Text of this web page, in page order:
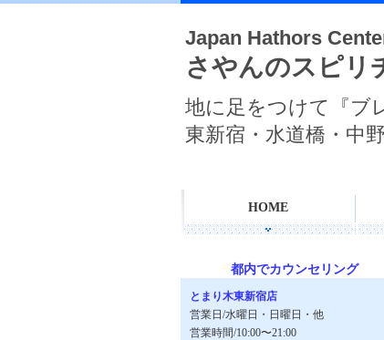
Japan Hathors
さやんのスピリ
地に足をつけて『ブ
東新宿・水道橋・中
HOME
都内でカウンセリング
とまり木東新宿店
営業日/水曜日・日曜日・他
営業時間/10:00〜21:00